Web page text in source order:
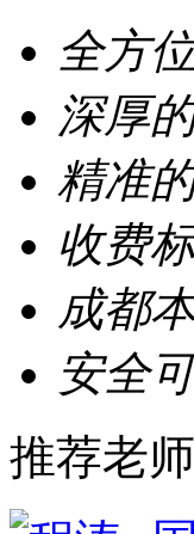
全方
深厚
精准
收费
成都
安全
推荐老师